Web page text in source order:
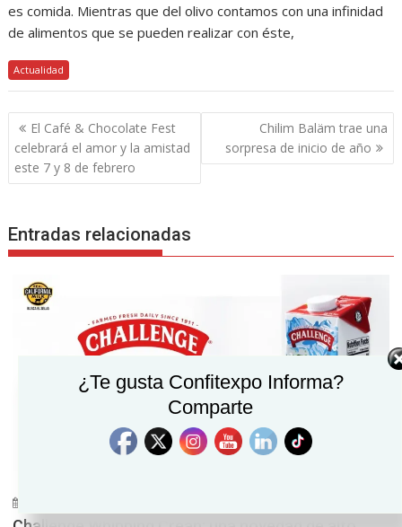
es comida. Mientras que del olivo contamos con una infinidad
de alimentos que se pueden realizar con éste,
Actualidad
Navegación
de
entradas
El Café & Chocolate Fest
celebrará el amor y la amistad
este 7 y 8 de febrero
Chilim Baläm trae una
sorpresa de inicio de año
Entradas relacionadas
¿Te gusta Confitexpo Informa?
Comparte